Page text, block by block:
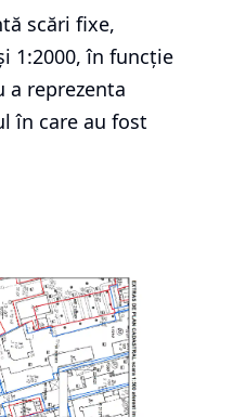
scări fixe,
1:2000, în funcție
a reprezenta
în care au fost